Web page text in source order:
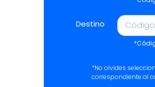
Destino
*No olvides
correspondiente al